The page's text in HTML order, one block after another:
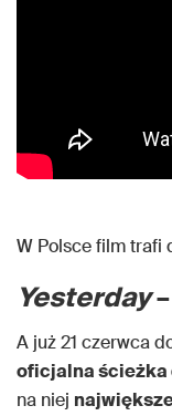
W Polsce film trafi
Yesterday
A już 21 czerwca
oficjalna ścieżka
na niej